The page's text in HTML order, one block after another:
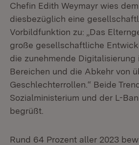
Chefin Edith Weymayr wies
diesbezüglich eine
Vorbildfunktion zu: „Das
große gesellschaftliche
die zunehmende Digitalisierung
Bereichen und die Abkehr von
Geschlechterrollen.“ Beide
Sozialministerium und der L-
begrüßt.
Rund 64 Prozent aller 2023